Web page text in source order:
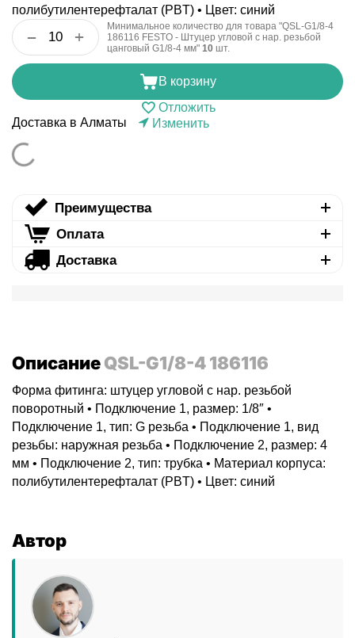
полибутилентерефталат (PBT) • Цвет: синий
+
−
Минимальное количество для товара "QSL-G1/8-4
186116 FESTO - Штуцер угловой с нар. резьбой
цанговый G1/8-4 мм" 10 шт.
В корзину
Отложить
Доставка в Алматы
Изменить
Преимущества
Оплата
Доставка
ОписаниеQSL-G1/8-4 186116
Форма фитинга: штуцер угловой с нар. резьбой
поворотный • Подключение 1, размер: 1/8″ •
Подключение 1, тип: G резьба • Подключение 1, вид
резьбы: наружная резьба • Подключение 2, размер: 4
мм • Подключение 2, тип: трубка • Материал корпуса:
полибутилентерефталат (PBT) • Цвет: синий
Автор